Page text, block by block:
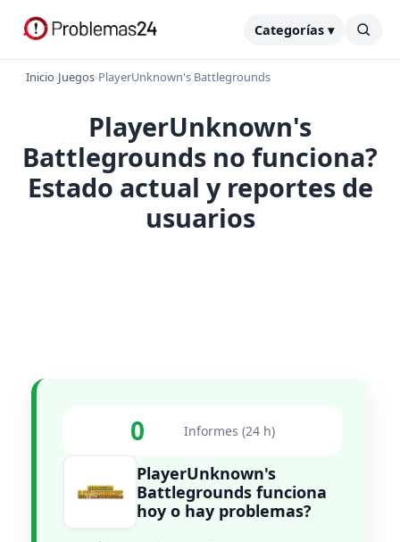
Categorías ▾
Inicio›Juegos›PlayerUnknown's Battlegrounds
PlayerUnknown's
Battlegrounds no funciona?
Estado actual y reportes de
usuarios
0 Informes (24 h)
PlayerUnknown's
Battlegrounds funciona
hoy o hay problemas?